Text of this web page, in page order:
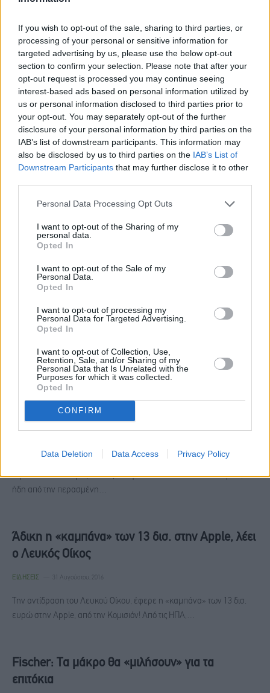
If you wish to opt-out of the sale, sharing to third parties, or
processing of your personal or sensitive information for
targeted advertising by us, please use the below opt-out
section to confirm your selection. Please note that after your
opt-out request is processed you may continue seeing
interest-based ads based on personal information utilized by
us or personal information disclosed to third parties prior to
your opt-out. You may separately opt-out of the further
disclosure of your personal information by third parties on the
IAB’s list of downstream participants. This information may
also be disclosed by us to third parties on the IAB’s List of
Downstream Participants that may further disclose it to other
Personal Data Processing Opt Outs
I want to opt-out of the Sharing of my
personal data.
Opted In
I want to opt-out of the Sale of my
Personal Data.
Opted In
I want to opt-out of processing my
Personal Data for Targeted Advertising.
Opted In
I want to opt-out of Collection, Use,
Retention, Sale, and/or Sharing of my
Personal Data that Is Unrelated with the
Purposes for which it was collected.
Opted In
CONFIRM
Data Deletion Data Access Privacy Policy
League
ΠΛΑΝΉΤΗΣ 3 Σεπτεμβρίου, 2016
Οι ποδοσφαιρικοί σύλλογοι της Premier League έχουν καταρρίψει
όλα τα ρεκόρ στις μεταγραφές παικτών αυτό το καλοκαίρι. Σύμφωνα
με την…
Βαθύτερες περικοπές εξετάζει η Deutsche Bank
2 Σεπτεμβρίου, 2016
συνάντησής τους, το…
Ποιους όρους θέτει η Λαγκάρντ για να συμετέχει
σε νέο Ελληνικό πρόγραμμα
ΟΙΚΟΝΟΜΊΑ 2 Σεπτεμβρίου, 2016
τονίζοντας ότι χωρίς αναδιάρθρωση χρέους το ΔΝΤ «δεν είναι
έτοιμο»…
ΦΠΑ και στην… Αίγυπτο
Ο Φόρος Προστιθέμενης Αξίας (ΦΠΑ) "εισβάλλει" πλέον και στην
αιγυπτιακή οικονομία, καθώς το αιγυπτιακό κοινοβούλιο ενέκρινε,
ήδη από την περασμένη…
Άδικη η «καμπάνα» των 13 δισ. στην Apple, λέει
ο Λευκός Οίκος
ΕΙΔΉΣΕΙΣ 31 Αυγούστου, 2016
Την αντίδραση του Λευκού Οίκου, έφερε η «καμπάνα» των 13 δισ.
ευρώ στην Apple, από την Κομισιόν! Από τις ΗΠΑ,…
Fischer: Τα μάκρο θα «μιλήσουν» για τα
επιτόκια